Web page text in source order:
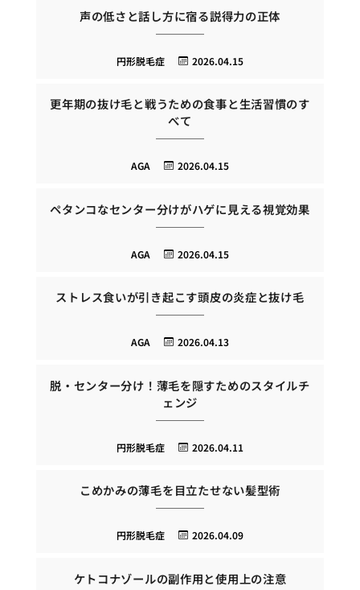
声の低さと話し方に宿る説得力の正体
2026.04.15
円形脱毛症
更年期の抜け毛と戦うための食事と生活習慣のす
べて
2026.04.15
AGA
ペタンコなセンター分けがハゲに見える視覚効果
2026.04.15
AGA
ストレス食いが引き起こす頭皮の炎症と抜け毛
2026.04.13
AGA
脱・センター分け！薄毛を隠すためのスタイルチ
ェンジ
2026.04.11
円形脱毛症
こめかみの薄毛を目立たせない髪型術
2026.04.09
円形脱毛症
ケトコナゾールの副作用と使用上の注意